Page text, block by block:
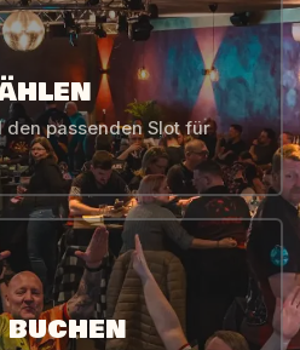
passenden Slot für